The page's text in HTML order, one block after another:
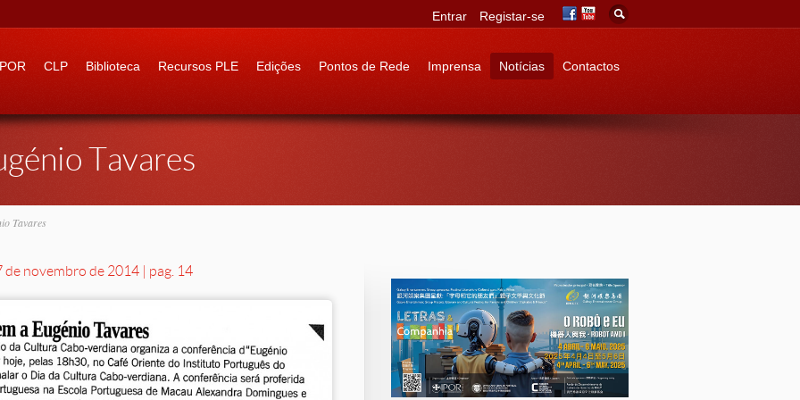
to: CLP Biblioteca Recursos PLE Edições Pontos de Rede Imprensa Notícias Contactos
Entrar Registar-se
Tavares
Tavares
de novembro de 2014 | pag. 14